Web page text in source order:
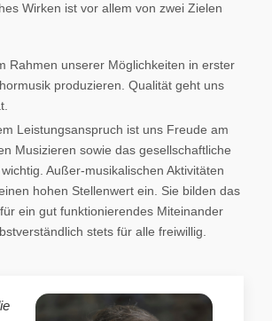
Wirken ist vor allem von zwei Zielen
Rahmen unserer Möglichkeiten in erster
produzieren. Qualität geht uns
Leistungsanspruch ist uns Freude am
Musizieren sowie das gesellschaftliche
Außer-musikalischen Aktivitäten
hohen Stellenwert ein. Sie bilden das
ein gut funktionierendes Miteinander
stets für alle freiwillig.